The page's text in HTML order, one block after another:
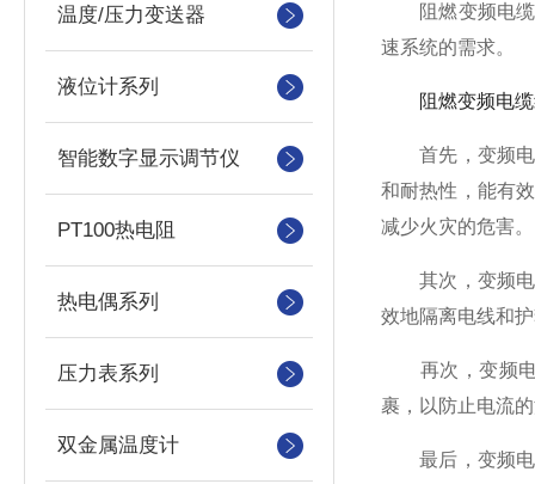
温度/压力变送器
液位计系列
智能数字显示调节仪
PT100热电阻
热电偶系列
压力表系列
双金属温度计
阻燃变频电缆
速系统的需求。
阻燃变频电缆
首先，变频电
和耐热性，能有
减少火灾的危害。
其次，变频电
效地隔离电线和
再次，变频电
裹，以防止电流
最后，变频电